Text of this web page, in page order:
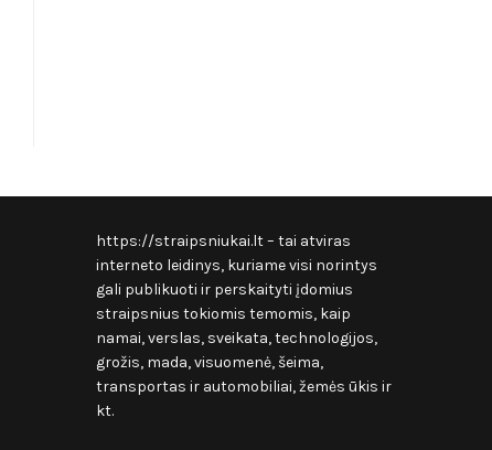
https://straipsniukai.lt– tai atviras
interneto leidinys, kuriame visi norintys
gali publikuoti ir perskaityti įdomius
straipsnius tokiomis temomis, kaip
namai, verslas, sveikata, technologijos,
grožis, mada, visuomenė, šeima,
transportas ir automobiliai, žemės ūkis ir
kt.